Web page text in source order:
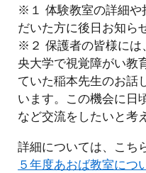
※１ 体験教室の詳細や
だいた方に後日お知ら
※２ 保護者の皆様には
央大学で視覚障がい教
ていた稲本先生のお話
います。この機会に日
など交流をしたいと考
詳細については、こち
５年度あおば教室につ